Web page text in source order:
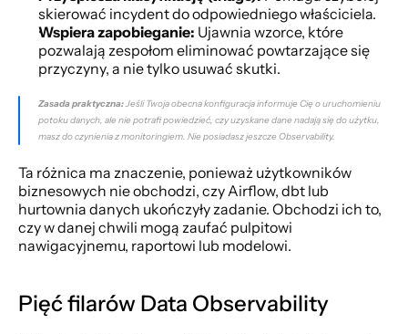
skierować incydent do odpowiedniego właściciela.
Wspiera zapobieganie: Ujawnia wzorce, które
pozwalają zespołom eliminować powtarzające się
przyczyny, a nie tylko usuwać skutki.
Zasada praktyczna: Jeśli Twoja obecna konfiguracja informuje Cię o uruchomieniu
potoku danych, ale nie potrafi powiedzieć, czy uzyskane dane nadają się do użytku,
masz do czynienia z monitoringiem. Nie posiadasz jeszcze Observability.
Ta różnica ma znaczenie, ponieważ użytkowników
biznesowych nie obchodzi, czy Airflow, dbt lub
hurtownia danych ukończyły zadanie. Obchodzi ich to,
czy w danej chwili mogą zaufać pulpitowi
nawigacyjnemu, raportowi lub modelowi.
Pięć filarów Data Observability